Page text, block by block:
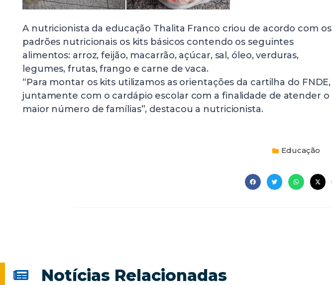
A nutricionista da educação Thalita Franco criou de acordo com os
padrões nutricionais os kits básicos contendo os seguintes
alimentos: arroz, feijão, macarrão, açúcar, sal, óleo, verduras,
legumes, frutas, frango e carne de vaca.
“Para montar os kits utilizamos as orientações da cartilha do FNDE,
juntamente com o cardápio escolar com a finalidade de atender o
maior número de famílias”, destacou a nutricionista.
Educação
Notícias Relacionadas